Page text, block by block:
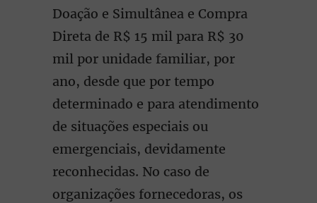
Doação e Simultânea e Compra
Direta de R$ 15 mil para R$ 30
mil por unidade familiar, por
ano, desde que por tempo
determinado e para atendimento
de situações especiais ou
emergenciais, devidamente
reconhecidas. No caso de
organizações fornecedoras, os